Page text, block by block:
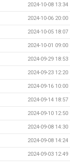
2024-10-08 13:34
2024-10-06 20:00
2024-10-05 18:07
2024-10-01 09:00
2024-09-29 18:53
2024-09-23 12:20
2024-09-16 10:00
2024-09-14 18:57
2024-09-10 12:50
2024-09-08 14:30
2024-09-08 14:24
2024-09-03 12:49